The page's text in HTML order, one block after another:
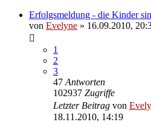
Erfolgsmeldung - die Kinder
von Evelyne » 16.09.2010,
1
2
3
47 Antworten
102937 Zugriffe
Letzter Beitrag von
18.11.2010, 14:19